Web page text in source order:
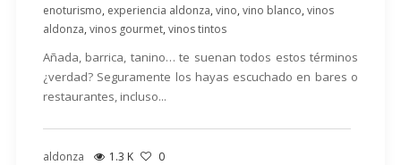
enoturismo, experiencia aldonza, vino, vino blanco, vinos
aldonza, vinos gourmet, vinos tintos
Añada, barrica, tanino… te suenan todos estos términos
¿verdad? Seguramente los hayas escuchado en bares o
restaurantes, incluso...
aldonza 1.3 K 0